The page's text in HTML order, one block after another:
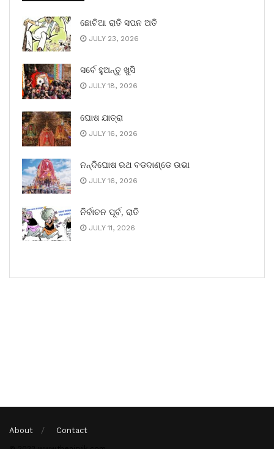
ଛୋଟିଆ ରାତି ସପନ ଅତି
JULY 23, 2026
ସର୍ବେ ହୁଅନ୍ତୁ ଖୁସି
JULY 18, 2026
ଘୋଷ ଯାତ୍ରା
JULY 16, 2026
ନନ୍ଦିଘୋଷ ରଥ ବଡଦାଣ୍ଡେ ଉଭା
JULY 16, 2026
ନିର୍ବାଚନ ପୂର୍ବ, ରାତି
JULY 11, 2026
About Contact